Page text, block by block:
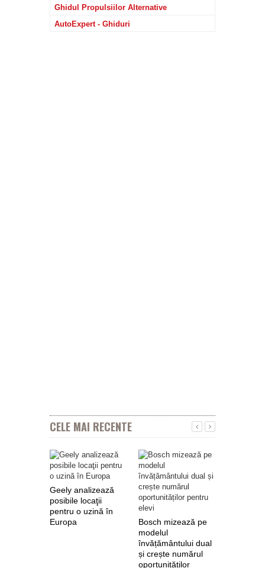
Ghidul Propulsiilor Alternative
AutoExpert - Ghiduri
CELE MAI RECENTE
Geely analizează
posibile locaţii
pentru o uzină în
Europa
Bosch mizează pe
modelul
învățământului dual
și crește numărul
oportunităților